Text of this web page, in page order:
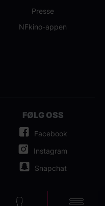
Presse
NFkino-appen
FØLG OSS
Facebook
Instagram
Snapchat